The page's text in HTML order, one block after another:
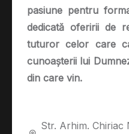
pasiune pentru
dedicată oferirii de
tuturor celor care
cunoașterii lui
din care vin.
Str. Arhim. Chiriac